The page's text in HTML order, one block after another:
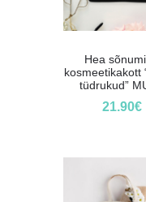
Hea
kosmeetikakott
tüdrukud”
21.90€